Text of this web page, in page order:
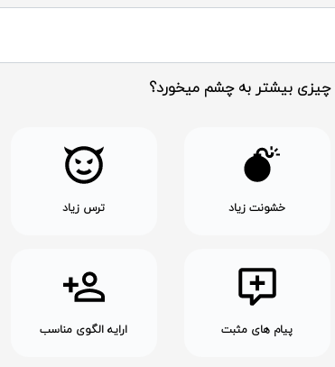
چیزی بیشتر به چشم میخورد؟
خشونت زیاد ترس زیاد
پیام های مثبت ارایه الگوی مناسب